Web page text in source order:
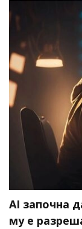
AI започна
му е